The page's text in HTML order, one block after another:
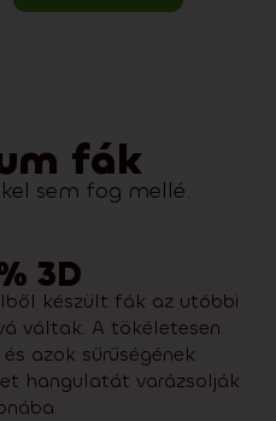
fák
sem fog mellé.
3D
készült fák az utóbbi
váltak. A tökéletesen
azok sűrűségének
hangulatát varázsolják